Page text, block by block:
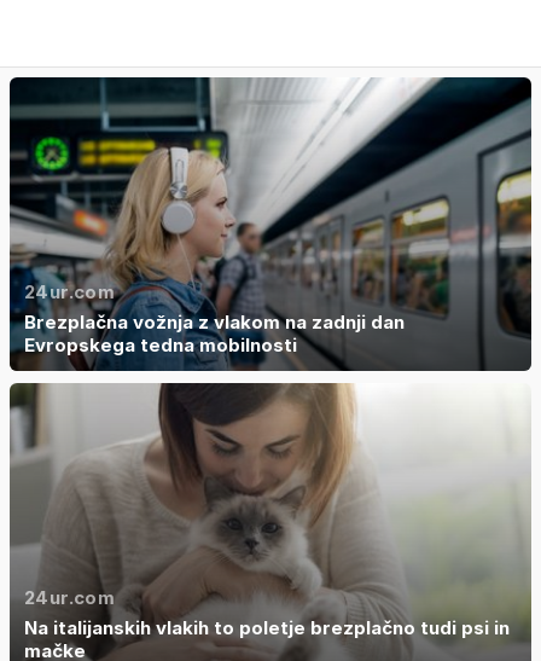
24ur.com
Brezplačna vožnja z vlakom na zadnji dan
Evropskega tedna mobilnosti
24ur.com
Na italijanskih vlakih to poletje brezplačno tudi psi in
mačke